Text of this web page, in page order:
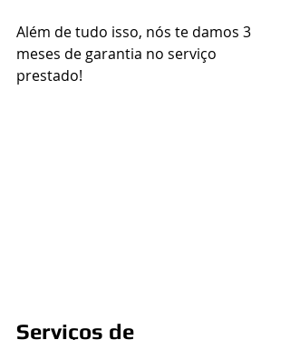
Além de tudo isso, nós te damos 3
meses de garantia no serviço
prestado!
Serviços de